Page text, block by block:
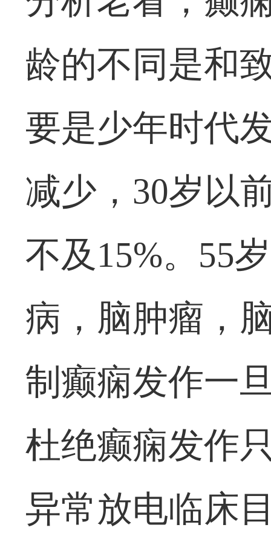
龄的不同是和
要是少年时代
减少，30岁以
不及15%。55
病，脑肿瘤，
制癫痫发作一
杜绝癫痫发作
异常放电临床